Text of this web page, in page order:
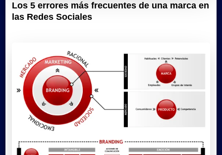
Los 5 errores más frecuentes de una marca en
las Redes Sociales